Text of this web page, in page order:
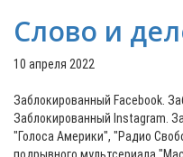
Слово и
10 апреля 2022
Заблокированный Facebook.
Заблокированный Instagram.
"Голоса Америки", "Радио